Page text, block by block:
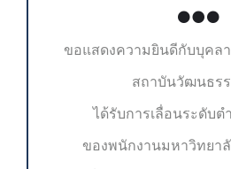
ขอแสดงความยินดีกับบุคล
สถาบันวัฒนธรรม
ได้รับการเลื่อนระดับ
ของพนักงานมหาวิทยา